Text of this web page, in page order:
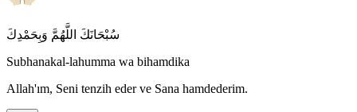
سُبْحَانَكَ اللَّهُمَّ وَبِحَمْدِكَ
Subhanakal-lahumma wa bihamdika
Allah'ım, Seni tenzih eder ve Sana hamdederim.